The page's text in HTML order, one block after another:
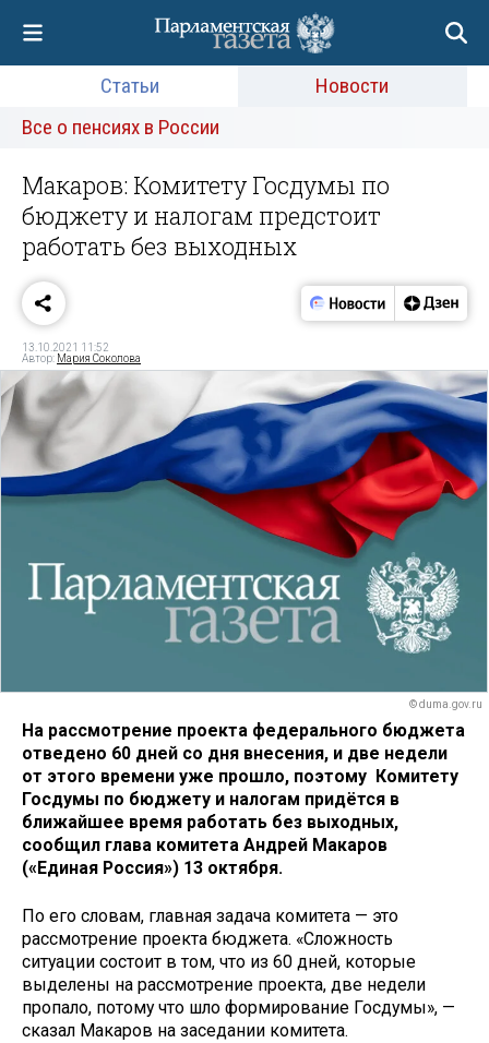
Статьи
Новости
Все о пенсиях в России
Макаров: Комитету Госдумы по
бюджету и налогам предстоит
работать без выходных
13.10.2021 11:52
Автор: Мария Соколова
© duma.gov.ru
На рассмотрение проекта федерального бюджета
отведено 60 дней со дня внесения, и две недели
от этого времени уже прошло, поэтому Комитету
Госдумы по бюджету и налогам придётся в
ближайшее время работать без выходных,
сообщил глава комитета Андрей Макаров
(«Единая Россия») 13 октября.
По его словам, главная задача комитета — это
рассмотрение проекта бюджета. «Сложность
ситуации состоит в том, что из 60 дней, которые
выделены на рассмотрение проекта, две недели
пропало, потому что шло формирование Госдумы», —
сказал Макаров на заседании комитета.